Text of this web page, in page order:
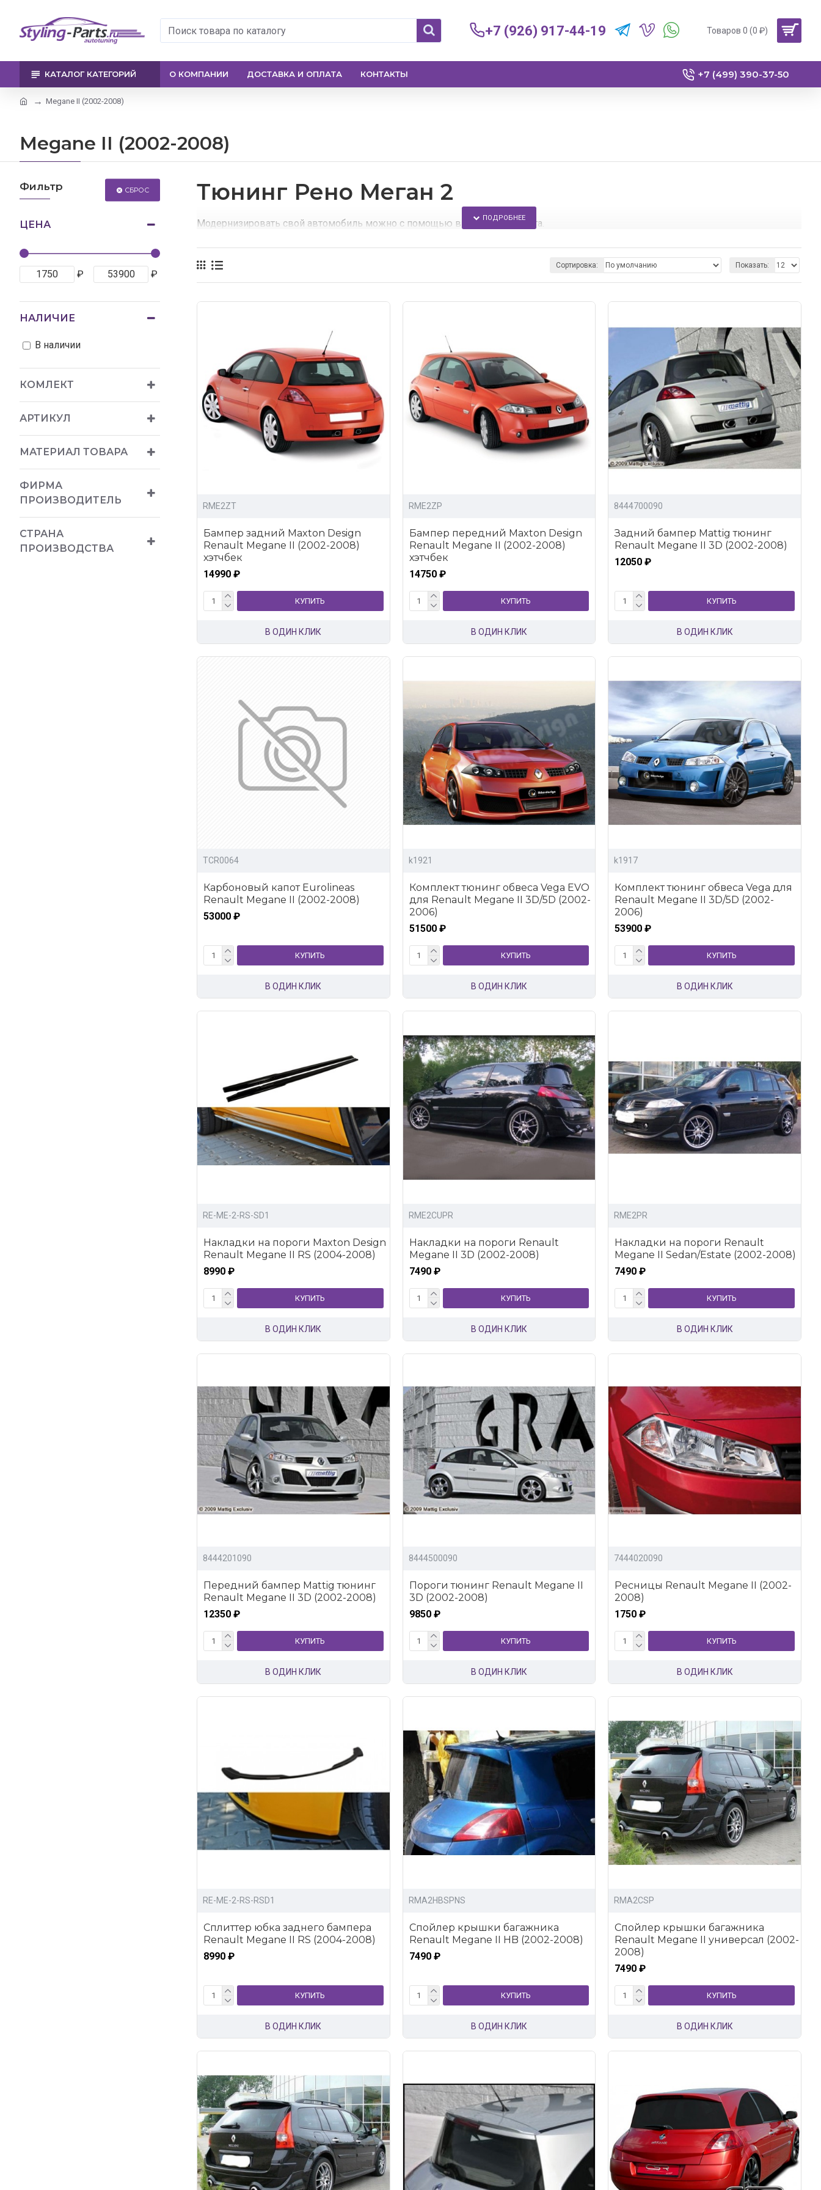
+7 (926) 917-44-19 Товаров 0 (0 ₽)
КАТАЛОГ КАТЕГОРИЙ О КОМПАНИИ ДОСТАВКА И ОПЛАТА КОНТАКТЫ +7 (499) 390-37-50
Megane II (2002-2008)
Megane II (2002-2008)
Фильтр СБРОС
ЦЕНА
₽ ₽
КОМЛЕКТ
АРТИКУЛ
МАТЕРИАЛ ТОВАРА
ФИРМА
ПРОИЗВОДИТЕЛЬ
СТРАНА
ПРОИЗВОДСТВА
НАЛИЧИЕ
В наличии
Тюнинг Рено Меган 2
Модернизировать свой автомобиль можно с помощью внешнего тюнинга.
В этом интернет-магазине Вы сможете приобрести аэродинамические обвесы для своего автомобиля.
У нас Вы найдете:
Купить обвесы для тюнинга Рено Меган 2 можно написав нам, либо отправив заявку сразу на сайте с помощью корзины.
Сортировка: Показать:
RME2ZT
Бампер задний Maxton Design
Renault Megane II (2002-2008)
хэтчбек
14990 ₽
КУПИТЬ
В ОДИН КЛИК
RME2ZP
Бампер передний Maxton Design
Renault Megane II (2002-2008)
хэтчбек
14750 ₽
КУПИТЬ
В ОДИН КЛИК
8444700090
Задний бампер Mattig тюнинг
Renault Megane II 3D (2002-2008)
12050 ₽
КУПИТЬ
В ОДИН КЛИК
TCR0064
Карбоновый капот Eurolineas
Renault Megane II (2002-2008)
53000 ₽
КУПИТЬ
В ОДИН КЛИК
k1921
Комплект тюнинг обвеса Vega EVO
для Renault Megane II 3D/5D (2002-
2006)
51500 ₽
КУПИТЬ
В ОДИН КЛИК
k1917
Комплект тюнинг обвеса Vega для
Renault Megane II 3D/5D (2002-
2006)
53900 ₽
КУПИТЬ
В ОДИН КЛИК
RE-ME-2-RS-SD1
Накладки на пороги Maxton Design
Renault Megane II RS (2004-2008)
8990 ₽
КУПИТЬ
В ОДИН КЛИК
RME2CUPR
Накладки на пороги Renault
Megane II 3D (2002-2008)
7490 ₽
КУПИТЬ
В ОДИН КЛИК
RME2PR
Накладки на пороги Renault
Megane II Sedan/Estate (2002-2008)
7490 ₽
КУПИТЬ
В ОДИН КЛИК
8444201090
Передний бампер Mattig тюнинг
Renault Megane II 3D (2002-2008)
12350 ₽
КУПИТЬ
В ОДИН КЛИК
8444500090
Пороги тюнинг Renault Megane II
3D (2002-2008)
9850 ₽
КУПИТЬ
В ОДИН КЛИК
7444020090
Ресницы Renault Megane II (2002-
2008)
1750 ₽
КУПИТЬ
В ОДИН КЛИК
RE-ME-2-RS-RSD1
Сплиттер юбка заднего бампера
Renault Megane II RS (2004-2008)
8990 ₽
КУПИТЬ
В ОДИН КЛИК
RMA2HBSPNS
Спойлер крышки багажника
Renault Megane II HB (2002-2008)
7490 ₽
КУПИТЬ
В ОДИН КЛИК
RMA2CSP
Спойлер крышки багажника
Renault Megane II универсал (2002-
2008)
7490 ₽
КУПИТЬ
В ОДИН КЛИК